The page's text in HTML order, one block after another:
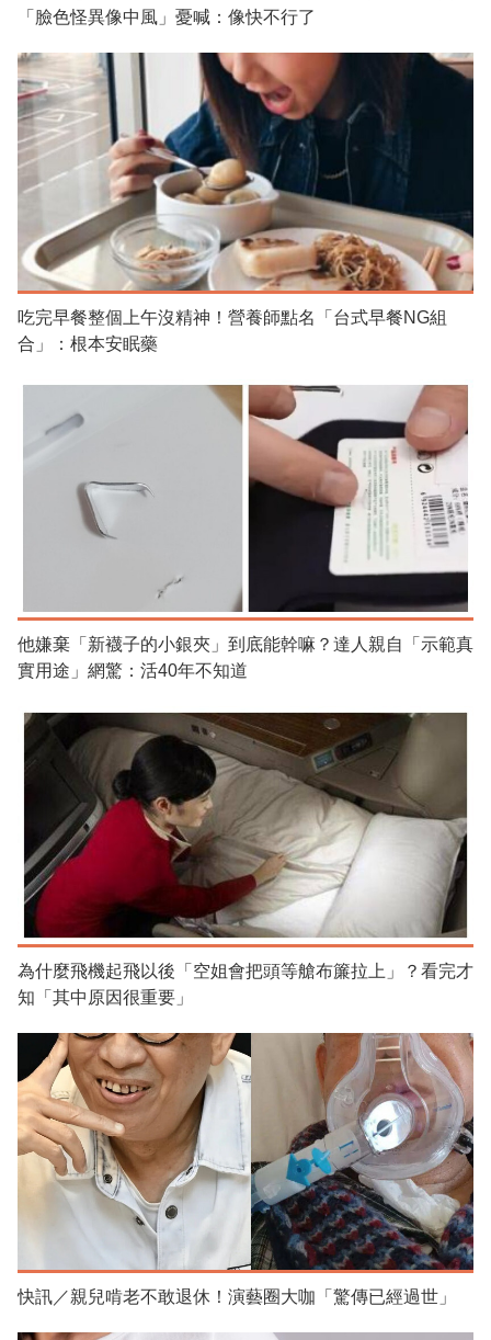
「臉色怪異像中風」憂喊：像快不行了
吃完早餐整個上午沒精神！營養師點名「台式早餐NG組
合」：根本安眠藥
他嫌棄「新襪子的小銀夾」到底能幹嘛？達人親自「示範真
實用途」網驚：活40年不知道
為什麼飛機起飛以後「空姐會把頭等艙布簾拉上」？看完才
知「其中原因很重要」
快訊／親兒啃老不敢退休！演藝圈大咖「驚傳已經過世」